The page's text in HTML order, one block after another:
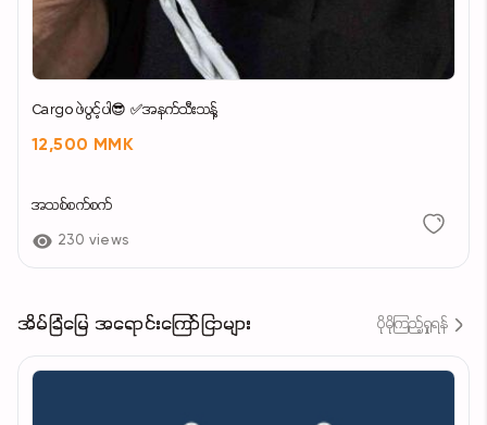
Cargo ဖဲပွင့်ပါ😎 ✅အနက်သီးသန့်
12,500 MMK
အသစ်စက်စက်
230 views
အိမ်ခြံမြေ အရောင်းကြော်ငြာများ ပိုမိုကြည့်ရှုရန်